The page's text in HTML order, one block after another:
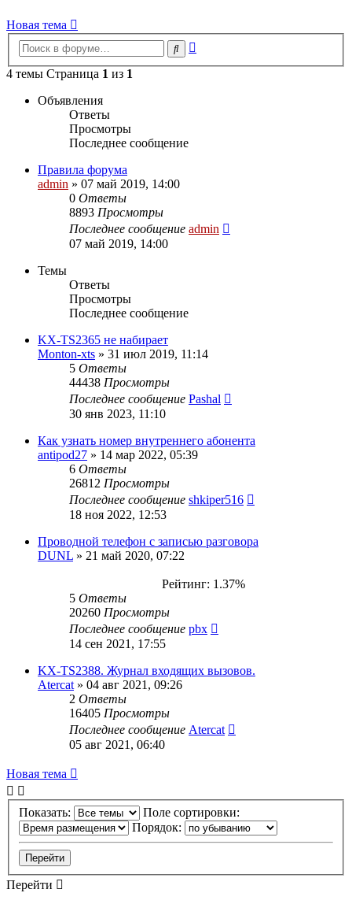
Новая тема
Поиск
4 темы Страница 1 из 1
Объявления
Ответы
Просмотры
Последнее сообщение
Правила форума
admin » 07 май 2019, 14:00
0 Ответы
8893 Просмотры
Последнее сообщение admin
07 май 2019, 14:00
Темы
Ответы
Просмотры
Последнее сообщение
KX-TS2365 не набирает
Monton-xts » 31 июл 2019, 11:14
5 Ответы
44438 Просмотры
Последнее сообщение Pashal
30 янв 2023, 11:10
Как узнать номер внутреннего абонента
antipod27 » 14 мар 2022, 05:39
6 Ответы
26812 Просмотры
Последнее сообщение shkiper516
18 ноя 2022, 12:53
Проводной телефон с записью разговора
DUNL » 21 май 2020, 07:22
Рейтинг: 1.37%
5 Ответы
20260 Просмотры
Последнее сообщение pbx
14 сен 2021, 17:55
KX-TS2388. Журнал входящих вызовов.
Atercat » 04 авг 2021, 09:26
2 Ответы
16405 Просмотры
Последнее сообщение Atercat
05 авг 2021, 06:40
Новая тема
Показать:
Поле сортировки:
Порядок:
Перейти